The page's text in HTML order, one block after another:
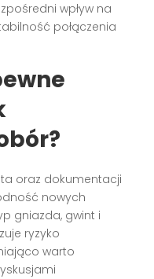
wpływ na
połączenia
oraz dokumentacji
nowych
gniazda, gwint i
ryzyko
warto